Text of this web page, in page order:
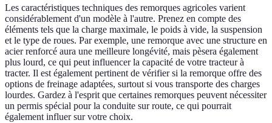
Les caractéristiques techniques des remorques agricoles varient
considérablement d'un modèle à l'autre. Prenez en compte des
éléments tels que la charge maximale, le poids à vide, la suspension
et le type de roues. Par exemple, une remorque avec une structure en
acier renforcé aura une meilleure longévité, mais pèsera également
plus lourd, ce qui peut influencer la capacité de votre tracteur à
tracter. Il est également pertinent de vérifier si la remorque offre des
options de freinage adaptées, surtout si vous transporte des charges
lourdes. Gardez à l'esprit que certaines remorques peuvent nécessiter
un permis spécial pour la conduite sur route, ce qui pourrait
également influer sur votre choix.